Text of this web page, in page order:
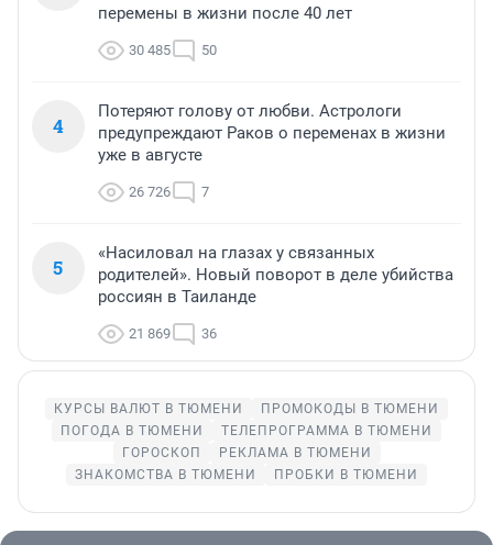
перемены в жизни после 40 лет
30 485 50
4
Потеряют голову от любви. Астрологи
предупреждают Раков о переменах в жизни
уже в августе
26 726 7
5
«Насиловал на глазах у связанных
родителей». Новый поворот в деле убийства
россиян в Таиланде
21 869 36
КУРСЫ ВАЛЮТ В ТЮМЕНИ
ПРОМОКОДЫ В ТЮМЕНИ
ПОГОДА В ТЮМЕНИ
ТЕЛЕПРОГРАММА В ТЮМЕНИ
ГОРОСКОП
РЕКЛАМА В ТЮМЕНИ
ЗНАКОМСТВА В ТЮМЕНИ
ПРОБКИ В ТЮМЕНИ